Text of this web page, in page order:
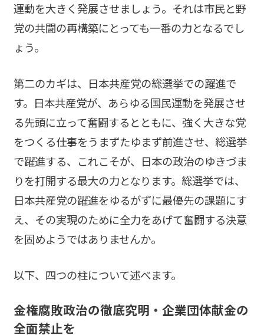
運動を大きく発展させましょう。それは市民と野
党の共闘の再構築にとっても一番の力となるでし
ょう。
第二のカギは、日本共産党の総選挙での躍進で
す。日本共産党が、あらゆる国民運動を発展させ
る先頭に立って奮闘するとともに、強く大きな党
をつくる仕事をうまずたゆまず前進させ、総選挙
で躍進する、これこそが、日本の政治のゆきづま
りを打開する最大の力となります。総選挙では、
日本共産党の躍進をゆるがずに最優先の課題にす
え、その実現のために全力をあげて奮闘する決意
を固めようではありませんか。
以下、四つの柱について述べます。
金権腐敗政治の徹底究明・企業団体献金の
全面禁止を